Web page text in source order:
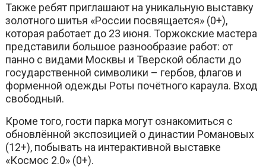
Также ребят приглашают на уникальную выставку
золотного шитья «России посвящается» (0+),
которая работает до 23 июня. Торжокские мастера
представили большое разнообразие работ: от
панно с видами Москвы и Тверской области до
государственной символики – гербов, флагов и
форменной одежды Роты почётного караула. Вход
свободный.
Кроме того, гости парка могут ознакомиться с
обновлённой экспозицией о династии Романовых
(12+), побывать на интерактивной выставке
«Космос 2.0» (0+).